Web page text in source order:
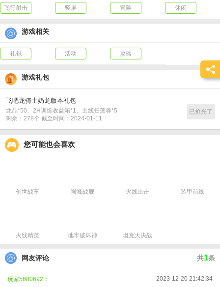
打败的boss别浪费，史莱姆？雷震子？木乃伊？统统吃掉！然后获得新技能！
【惊喜无限！集宝物幻化神龙】
收集奇奇怪怪的龙族宝物，可以解锁千奇百怪的龙幻化形态！呜呜呜~我的坐骑居
然变成了狗狗龙！
期待与您在《飞吧龙骑士》的冒险中相遇~
战！
-「神驻空域」第二十七赛季预告
-开放「梦境」第十章关卡
-开放「冒险手册」第十一期
飞行射击 竖屏 冒险 休闲
游戏相关
礼包 活动 攻略
游戏礼包
飞吧龙骑士奶龙版本礼包
龙晶*50、2H训练收益箱*1、主线扫荡券*5
剩余：278个 截至时间：2024-01-11
已抢光了
您可能也会喜欢
创世战车 巅峰战舰 火线出击 装甲前线
火线精英 地牢破坏神 坦克大决战
网友评论 共1条
2023-12-20 21:42:34
玩家5680692：